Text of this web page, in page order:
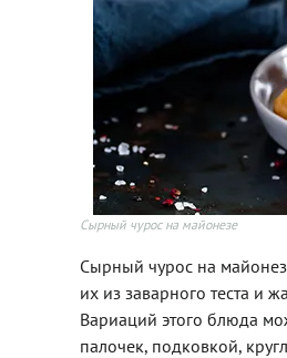
Сырный чурос на майонезе
Сырный чурос на
их из заварного теста и
Вариаций этого блюда
палочек, подковкой,